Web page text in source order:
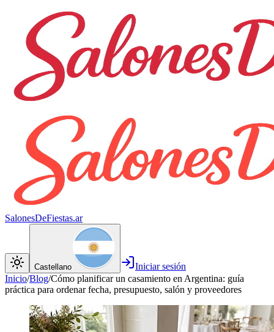
SalonesDeFiestas.ar
Castellano
Iniciar sesión
Inicio/Blog/Cómo planificar un casamiento en Argentina: guía
práctica para ordenar fecha, presupuesto, salón y proveedores